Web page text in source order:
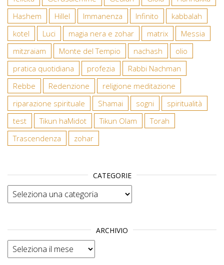
Hashem
Hillel Immanenza Infinito
kabbalah
kotel
Luci magia nera e zohar matrix
Messia
mitzraiam
Monte del Tempio nachash
olio
pratica quotidiana
profezia
Rabbi Nachman
Rebbe
Redenzione
religione meditazione
riparazione spirituale
Shamai sogni
spiritualità
test
Tikun haMidot Tikun Olam
Torah
Trascendenza
zohar
CATEGORIE
Categorie
ARCHIVIO
Archivio